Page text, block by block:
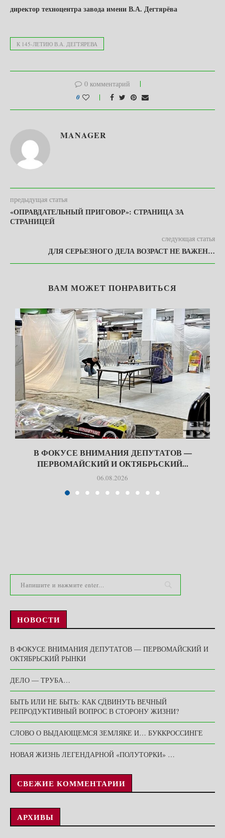
директор техноцентра завода имени В.А. Дегтярёва
К 145-ЛЕТИЮ В.А. ДЕГТЯРЕВА
0 комментарий
0
MANAGER
предыдущая статья
«ОПРАВДАТЕЛЬНЫЙ ПРИГОВОР»: СТРАНИЦА ЗА
СТРАНИЦЕЙ
следующая статья
ДЛЯ СЕРЬЕЗНОГО ДЕЛА ВОЗРАСТ НЕ ВАЖЕН…
ВАМ МОЖЕТ ПОНРАВИТЬСЯ
В ФОКУСЕ ВНИМАНИЯ ДЕПУТАТОВ —
ПЕРВОМАЙСКИЙ И ОКТЯБРЬСКИЙ...
06.08.2026
НОВОСТИ
В ФОКУСЕ ВНИМАНИЯ ДЕПУТАТОВ — ПЕРВОМАЙСКИЙ И
ОКТЯБРЬСКИЙ РЫНКИ
ДЕЛО — ТРУБА…
БЫТЬ ИЛИ НЕ БЫТЬ: КАК СДВИНУТЬ ВЕЧНЫЙ
РЕПРОДУКТИВНЫЙ ВОПРОС В СТОРОНУ ЖИЗНИ?
СЛОВО О ВЫДАЮЩЕМСЯ ЗЕМЛЯКЕ И… БУККРОССИНГЕ
НОВАЯ ЖИЗНЬ ЛЕГЕНДАРНОЙ «ПОЛУТОРКИ» …
СВЕЖИЕ КОММЕНТАРИИ
АРХИВЫ